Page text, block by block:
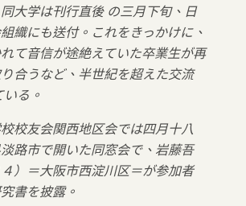
大学は刊行直後 の三月下旬、日
織にも送付。これをきっかけに、
て音信が途絶えていた卒業生が再
合うなど、半世紀を超えた交流
る。
校友会関西地区会では四月十八
路市で開いた同窓会で、岩藤吾
）＝大阪市西淀川区＝が参加者
書を披露。